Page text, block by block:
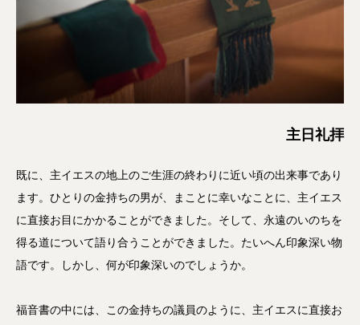
主日礼拝
既に、主イエスの地上のご生涯の終わりに近い頃の出来事であり
ます。ひとりの金持ちの男が、まことに幸いなことに、主イエス
に直接お目にかかることができました。そして、永遠のいのちを
得る道について語り合うことができました。たいへん印象深い物
語です。しかし、何が印象深いのでしょうか。
福音書の中には、この金持ちの議員のように、主イエスに直接お